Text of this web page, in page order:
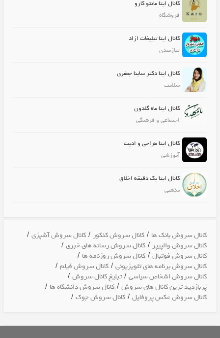
کانال ایتا مانتو کارو
فروشگاه
کانال ایتا تبلیغات ازاد
نیازمندی
کانال ایتا دکتر ساینا جعفری
سلامت
کانال ایتا ماه گلدون
اجتماعی و فرهنگی
کانال ایتا طراحی و ادیت
آموزشی
کانال ایتا یک دقیقه اخلاق
مذهبی
کانال سروش بانک ها /کانال سروش کنکور /کانال سروش آشپزی /
کانال سروش والپیپر /کانال سروش رسانه های خبری /
کانال سروش فوتبال /کانال سروش روزنامه ها /
کانال سروش برنامه های تلویزیونی /کانال سروش فیلم /
کانال سروش اشخاص سیاسی /تبلیغ کانال سروش /
پربازدید ترین کانال های سروش /کانال سروش دانشگاه ها /
کانال سروش عکس پروفایل /کانال سروش جوک /